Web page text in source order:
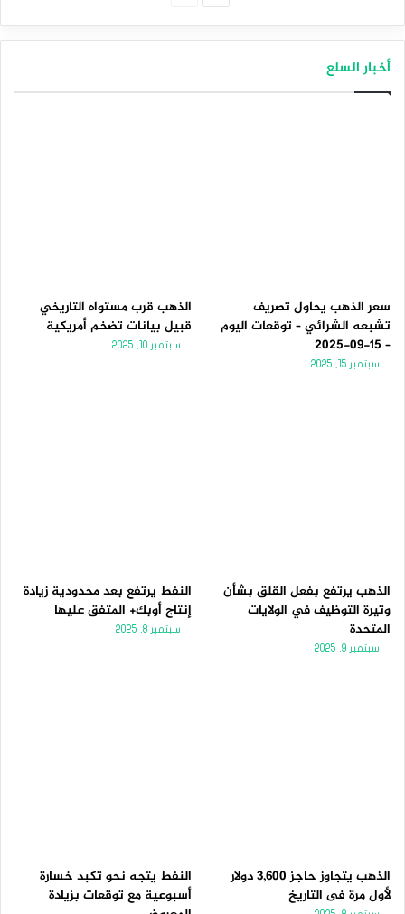
أخبار السلع
سعر الذهب يحاول تصريف
تشبعه الشرائي – توقعات اليوم
– 15-09-2025
سبتمبر 15, 2025
الذهب قرب مستواه التاريخي
قبيل بيانات تضخم أمريكية
سبتمبر 10, 2025
الذهب يرتفع بفعل القلق بشأن
وتيرة التوظيف في الولايات
المتحدة
سبتمبر 9, 2025
النفط يرتفع بعد محدودية زيادة
إنتاج أوبك+ المتفق عليها
سبتمبر 8, 2025
الذهب يتجاوز حاجز 3,600 دولار
لأول مرة فى التاريخ
النفط يتجه نحو تكبد خسارة
أسبوعية مع توقعات بزيادة